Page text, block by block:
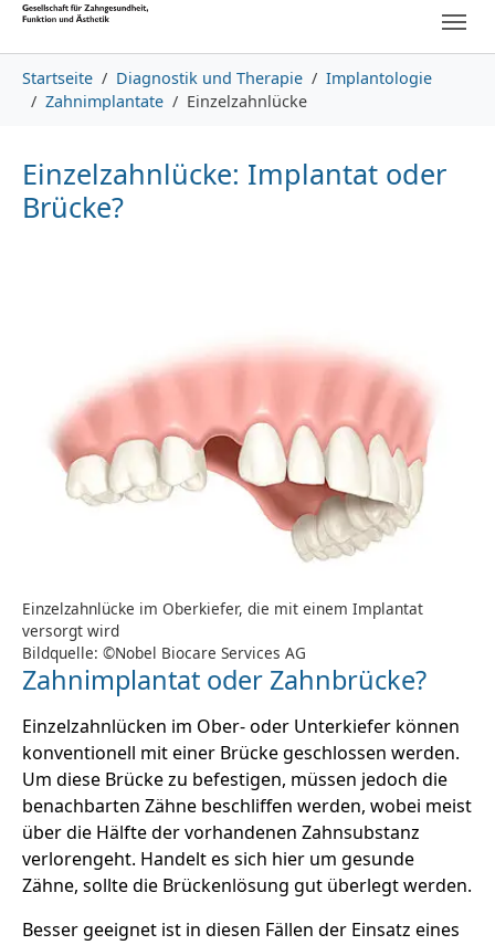
Skip to main content
Skip to page footer
Startseite Diagnostik und Therapie
Implantologie
Zahnimplantate
Einzelzahnlücke
Einzelzahnlücke: Implantat oder
Brücke?
Einzelzahnlücke im Oberkiefer, die mit einem Implantat
versorgt wird
Bildquelle: ©Nobel Biocare Services AG
Zahnimplantat oder Zahnbrücke?
Einzelzahnlücken im Ober- oder Unterkiefer können
konventionell mit einer Brücke geschlossen werden.
Um diese Brücke zu befestigen, müssen jedoch die
benachbarten Zähne beschliffen werden, wobei meist
über die Hälfte der vorhandenen Zahnsubstanz
verlorengeht. Handelt es sich hier um gesunde
Zähne, sollte die Brückenlösung gut überlegt werden.
Besser geeignet ist in diesen Fällen der Einsatz eines